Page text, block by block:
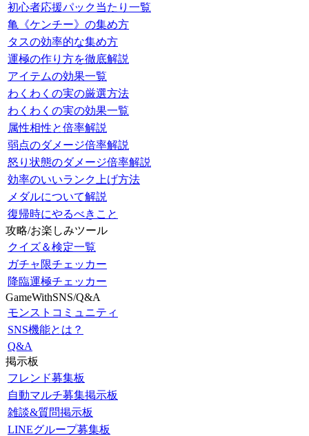
初心者応援パック当たり一覧
亀《ケンチー》の集め方
タスの効率的な集め方
運極の作り方を徹底解説
アイテムの効果一覧
わくわくの実の厳選方法
わくわくの実の効果一覧
属性相性と倍率解説
弱点のダメージ倍率解説
怒り状態のダメージ倍率解説
効率のいいランク上げ方法
メダルについて解説
復帰時にやるべきこと
攻略/お楽しみツール
クイズ＆検定一覧
ガチャ限チェッカー
降臨運極チェッカー
GameWithSNS/Q&A
モンストコミュニティ
SNS機能とは？
Q&A
掲示板
フレンド募集板
自動マルチ募集掲示板
雑談&質問掲示板
LINEグループ募集板